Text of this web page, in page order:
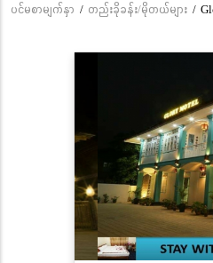
Breadcrumb
ပင်မစာမျက်နှာ / တည်းခိုခန်း/မိုတယ်များ /